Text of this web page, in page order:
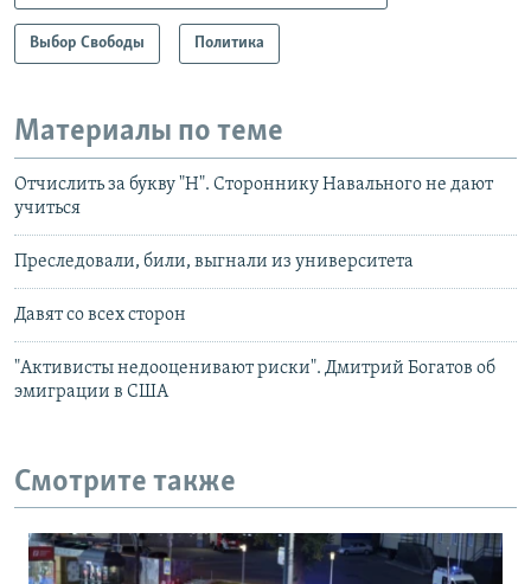
Выбор Свободы Политика
Материалы по теме
Отчислить за букву "Н". Стороннику Навального не дают
учиться
Преследовали, били, выгнали из университета
Давят со всех сторон
"Активисты недооценивают риски". Дмитрий Богатов об
эмиграции в США
Смотрите также